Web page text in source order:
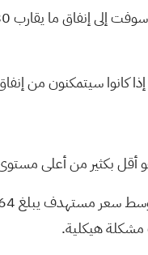
إذا كانوا سيتمكنون من
مشكلة هيكلية.